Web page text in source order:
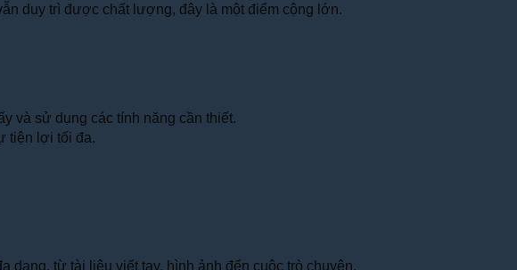
duy trì được chất lượng, đây là một điểm cộng lớn.
và sử dụng các tính năng cần thiết.
tiện lợi tối đa.
dạng, từ tài liệu viết tay, hình ảnh đến cuộc trò chuyện.